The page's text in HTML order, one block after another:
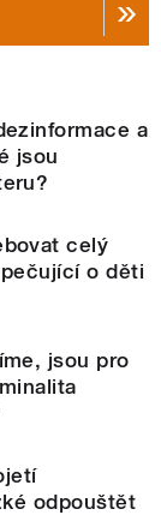
a
jsou
celý
o děti
jsou pro
odpouštět